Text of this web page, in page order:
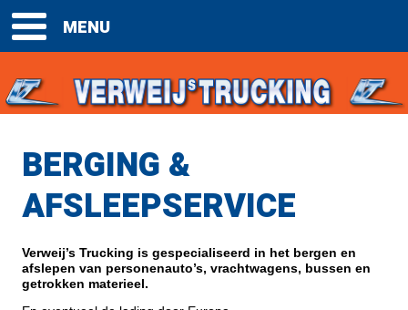
BERGING &
AFSLEEPSERVICE
Verweij’s Trucking is gespecialiseerd in het bergen en
afslepen van personenauto’s, vrachtwagens, bussen en
getrokken materieel.